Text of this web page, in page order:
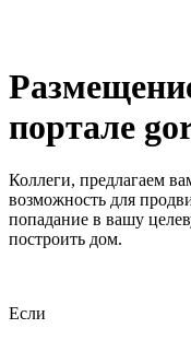
портале
Коллеги, предлагаем
возможность для
попадание в вашу
построить дом.
Если